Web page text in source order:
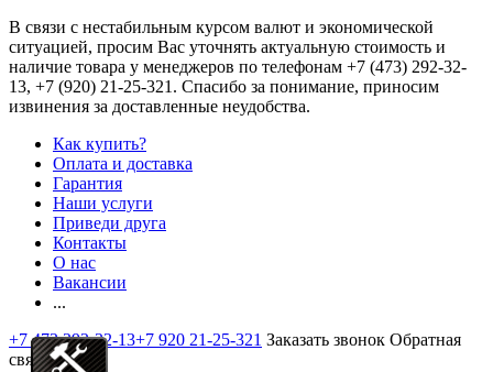
В связи с нестабильным курсом валют и экономической
ситуацией, просим Вас уточнять актуальную стоимость и
наличие товара у менеджеров по телефонам +7 (473) 292-32-
13, +7 (920) 21-25-321 . Спасибо за понимание, приносим
извинения за доставленные неудобства.
Как купить?
Оплата и доставка
Гарантия
Наши услуги
Приведи друга
Контакты
О нас
Вакансии
...
+7 473 292-32-13+7 920 21-25-321 Заказать звонок Обратная
связь